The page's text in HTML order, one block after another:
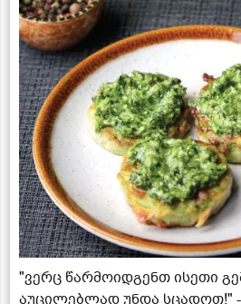
"ვერც წარმოიდგენთ ისეთი
აუცილებლად უნდა სცადოთ!" -